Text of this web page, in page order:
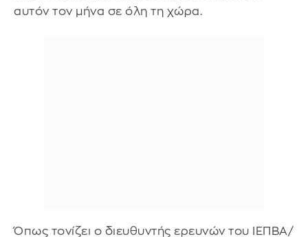
αυτόν τον μήνα σε όλη τη χώρα.
Όπως τονίζει ο διευθυντής ερευνών του ΙΕΠΒΑ/